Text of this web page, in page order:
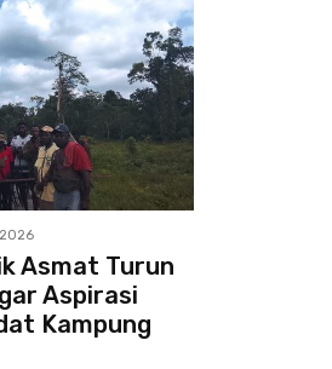
Asmat Turun
Aspirasi
Kampung